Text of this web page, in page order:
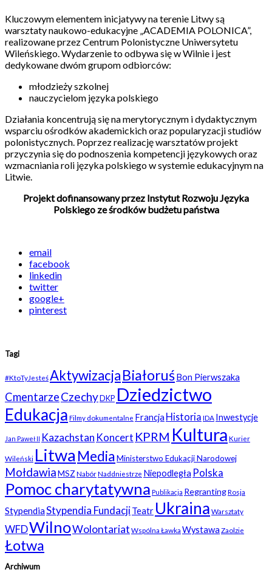
Kluczowym elementem inicjatywy na terenie Litwy są
warsztaty naukowo-edukacyjne „ACADEMIA POLONICA”,
realizowane przez Centrum Polonistyczne Uniwersytetu
Wileńskiego. Wydarzenie to odbywa się w Wilnie i jest
dedykowane dwóm grupom odbiorców:
młodzieży szkolnej
nauczycielom języka polskiego
Działania koncentrują się na merytorycznym i dydaktycznym
wsparciu ośrodków akademickich oraz popularyzacji studiów
polonistycznych. Poprzez realizację warsztatów projekt
przyczynia się do podnoszenia kompetencji językowych oraz
wzmacniania roli języka polskiego w systemie edukacyjnym na
Litwie.
Projekt dofinansowany przez Instytut Rozwoju Języka
Polskiego ze środków budżetu państwa
email
facebook
linkedin
twitter
google+
pinterest
Tagi
#KtoTyJesteśAktywizacjaBiałoruśBon Pierwszaka
CmentarzeCzechy DKP Dziedzictwo
Edukacja Filmy dokumentalne Francja Historia IDA Inwestycje
Jan Paweł II Kazachstan Koncert KPRM Kultura Kurier
Wileński Litwa MediaMinisterstwo Edukacji Narodowej
MołdawiaMSZ NabórNaddniestrze Niepodległa Polska
Pomoc charytatywna Publikacja RegrantingRosja
StypendiaStypendia FundacjiTeatr Ukraina Warsztaty
WFDWilnoWolontariat Wspólna Ławka Wystawa Zaolzie
Łotwa
Archiwum